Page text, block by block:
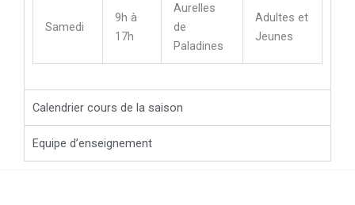
Samedi
9h à
17h
Aurelles
de
Paladines
Adultes et
Jeunes
Calendrier cours de la saison
Equipe d’enseignement